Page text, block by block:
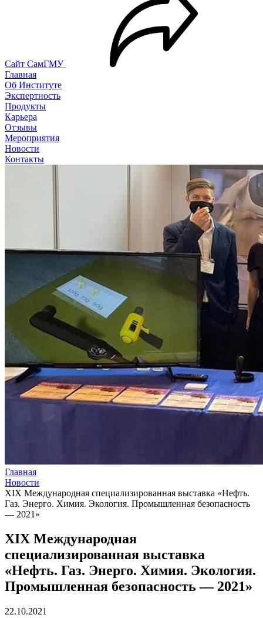
Сайт СамГМУ
Главная
Об Институте
Экспертность
Продукты
Карьера
Отзывы
Мероприятия
Новости
Контакты
Главная
Новости
XIX Международная специализированная выставка «Нефть.
Газ. Энерго. Химия. Экология. Промышленная безопасность
— 2021»
XIX Международная
специализированная выставка
«Нефть. Газ. Энерго. Химия. Экология.
Промышленная безопасность — 2021»
22.10.2021